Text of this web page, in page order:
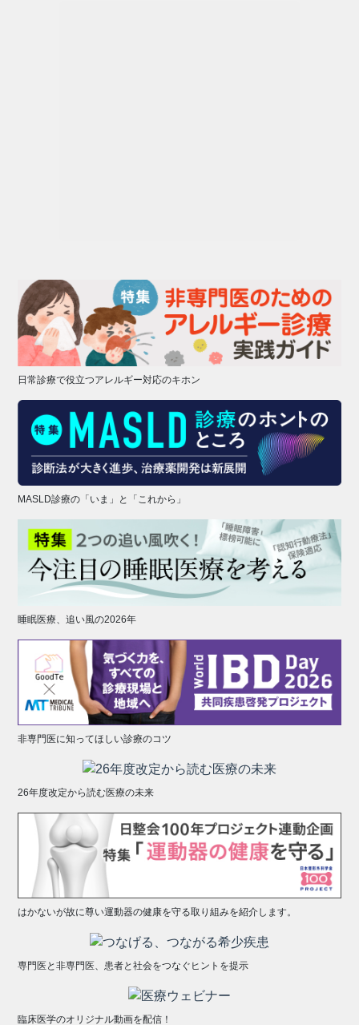
日常診療で役立つアレルギー対応のキホン
MASLD診療の「いま」と「これから」
睡眠医療、追い風の2026年
非専門医に知ってほしい診療のコツ
26年度改定から読む医療の未来
はかないが故に尊い運動器の健康を守る取り組みを紹介します。
専門医と非専門医、患者と社会をつなぐヒントを提示
臨床医学のオリジナル動画を配信！